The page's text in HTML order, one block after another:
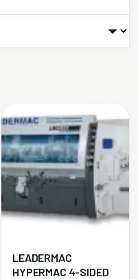
LEADERMAC
HYPERMAC 4-SIDED